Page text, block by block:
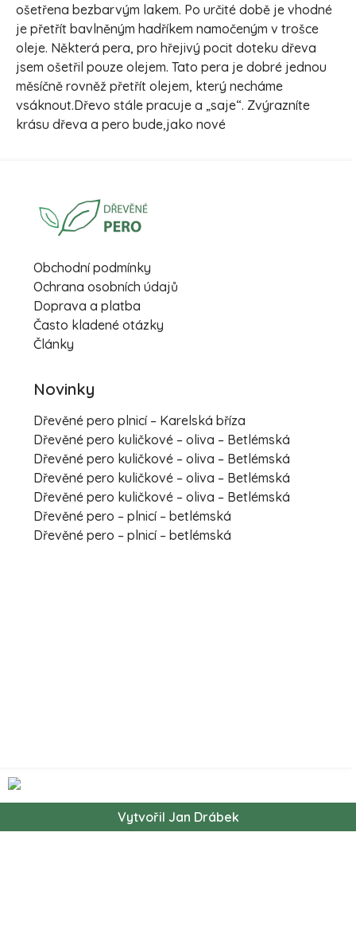
ošetřena bezbarvým lakem. Po určité době je vhodné
je přetřít bavlněným hadříkem namočeným v trošce
oleje. Některá pera, pro hřejivý pocit doteku dřeva
jsem ošetřil pouze olejem. Tato pera je dobré jednou
měsíčně rovněž přetřít olejem, který necháme
vsáknout.Dřevo stále pracuje a „saje“. Zvýrazníte
krásu dřeva a pero bude,jako nové
Obchodní podmínky
Ochrana osobních údajů
Doprava a platba
Často kladené otázky
Články
Novinky
Dřevěné pero plnicí – Karelská bříza
Dřevěné pero kuličkové – oliva – Betlémská
Dřevěné pero kuličkové – oliva – Betlémská
Dřevěné pero kuličkové – oliva – Betlémská
Dřevěné pero kuličkové – oliva – Betlémská
Dřevěné pero – plnicí – betlémská
Dřevěné pero – plnicí – betlémská
Vytvořil Jan Drábek